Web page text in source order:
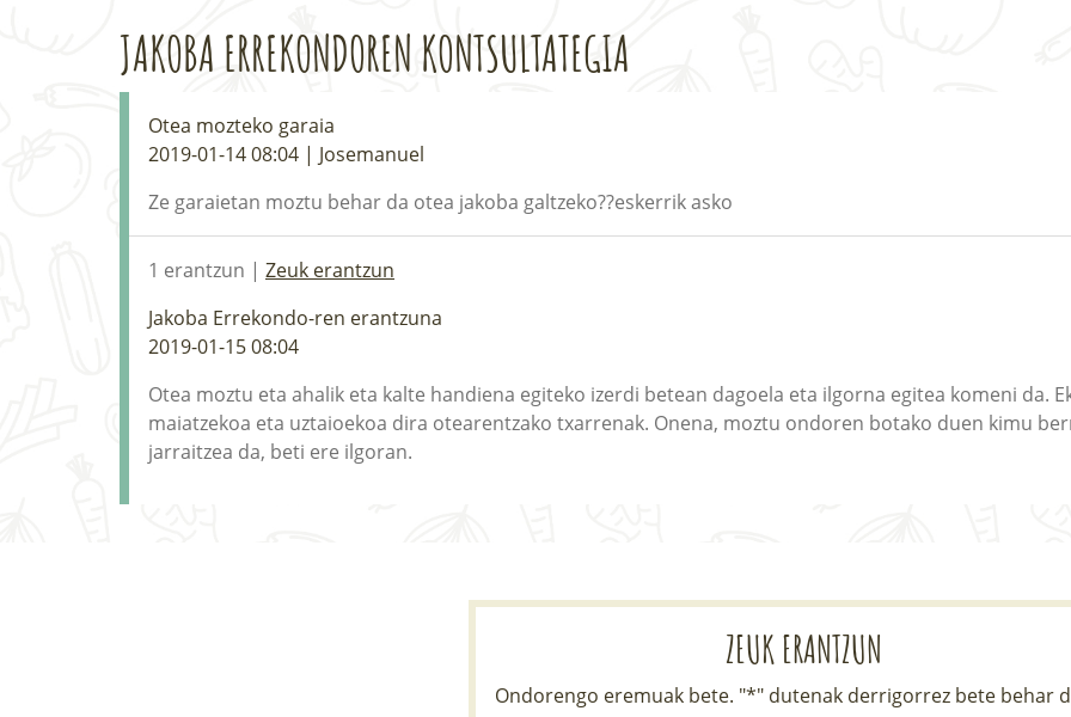
JAKOBA ERREKONDOREN KONTSULTATEGIA
Otea mozteko garaia
2019-01-14 08:04 | Josemanuel
Ze garaietan moztu behar da otea jakoba galtzeko??eskerrik asko
1 erantzun | Zeuk erantzun
Jakoba Errekondo-ren erantzuna
2019-01-15 08:04
Otea moztu eta ahalik eta kalte handiena egiteko izerdi betean dagoela eta ilgorna egitea komeni da.
maiatzekoa eta uztaioekoa dira otearentzako txarrenak. Onena, moztu ondoren botako duen kimu
jarraitzea da, beti ere ilgoran.
ZEUK ERANTZUN
Ondorengo eremuak bete. "*" dutenak derrigorrez bete behar